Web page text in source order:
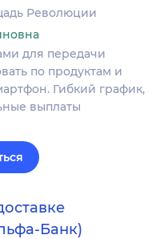
Революции
для передачи
по продуктам и
Гибкий график,
выплаты
Банк)